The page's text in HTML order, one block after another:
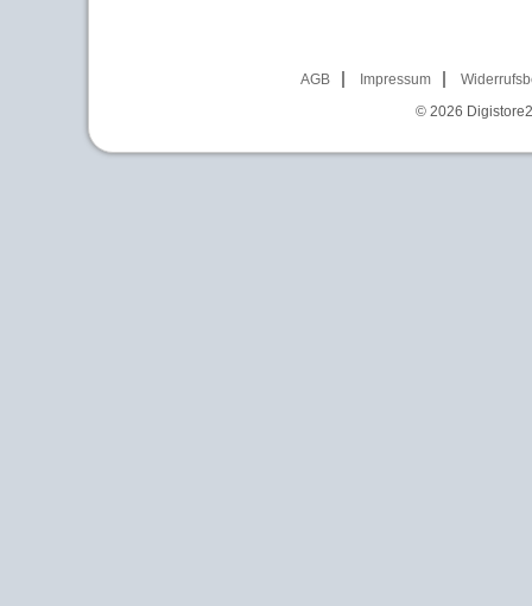
AGB Impressum
© 2026